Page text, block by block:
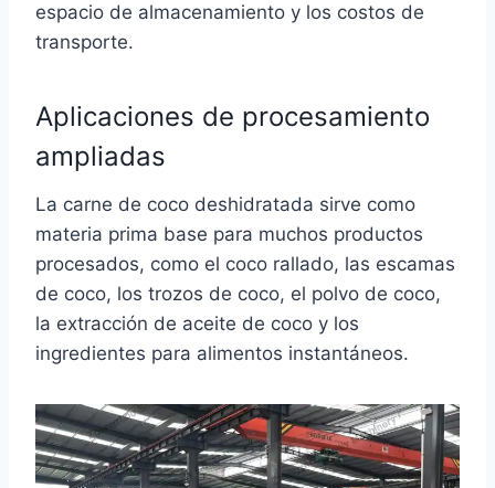
espacio de almacenamiento y los costos de
transporte.
Aplicaciones de procesamiento
ampliadas
La carne de coco deshidratada sirve como
materia prima base para muchos productos
procesados, como el coco rallado, las escamas
de coco, los trozos de coco, el polvo de coco,
la extracción de aceite de coco y los
ingredientes para alimentos instantáneos.